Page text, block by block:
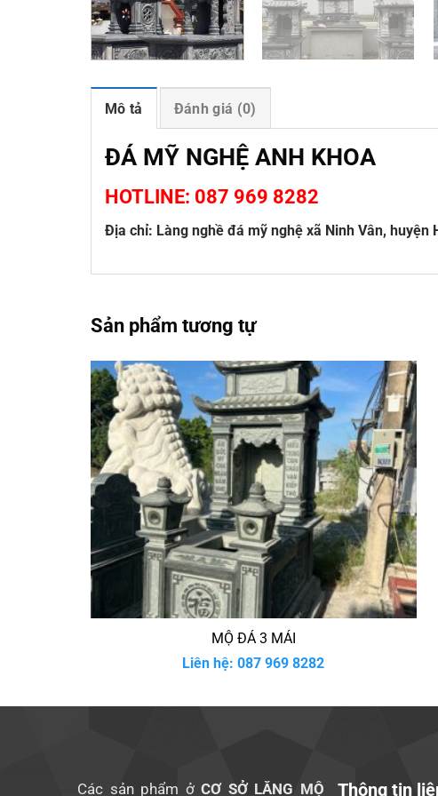
Mô tả Đánh giá (0)
ĐÁ MỸ NGHỆ ANH KHOA
HOTLINE: 087 969 8282
Địa chỉ: Làng nghề đá mỹ nghệ xã Ninh Vân, huyện
Sản phẩm tương tự
MỘ ĐÁ 3 MÁI
Liên hệ: 087 969 8282
Các sản phẩm ở CƠ SỞ LĂNG MỘ Thông tin